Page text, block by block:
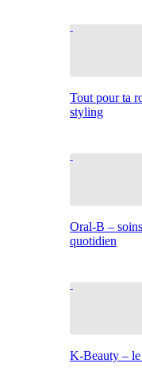
Tout pour ta
styling
Oral-B –
quotidien
K-Beauty – le